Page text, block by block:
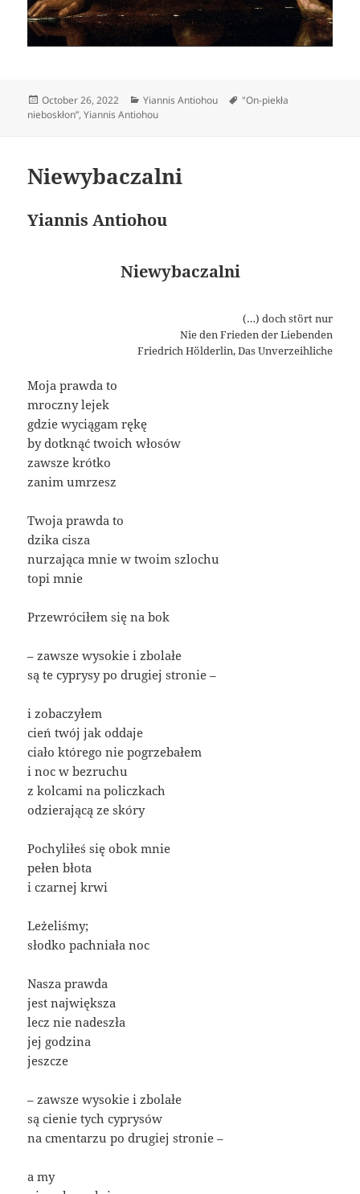
Posted
on
October 26, 2022 Categories
Yiannis Antiohou Tags
"On-piekła
nieboskłon”,Yiannis Antiohou
Niewybaczalni
Yiannis Antiohou
Niewybaczalni
(…) doch stört nur
Nie den Frieden der Liebenden
Friedrich Hölderlin, Das Unverzeihliche
Moja prawda to
mroczny lejek
gdzie wyciągam rękę
by dotknąć twoich włosów
zawsze krótko
zanim umrzesz
Twoja prawda to
dzika cisza
nurzająca mnie w twoim szlochu
topi mnie
Przewróciłem się na bok
– zawsze wysokie i zbolałe
są te cyprysy po drugiej stronie –
i zobaczyłem
cień twój jak oddaje
ciało którego nie pogrzebałem
i noc w bezruchu
z kolcami na policzkach
odzierającą ze skóry
Pochyliłeś się obok mnie
pełen błota
i czarnej krwi
Leżeliśmy;
słodko pachniała noc
Nasza prawda
jest największa
lecz nie nadeszła
jej godzina
jeszcze
– zawsze wysokie i zbolałe
są cienie tych cyprysów
na cmentarzu po drugiej stronie –
a my